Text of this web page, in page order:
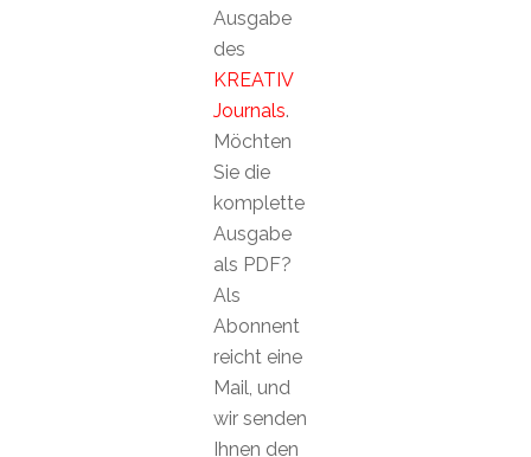
Ausgabe
des
KREATIV
Journals.
Möchten
Sie die
komplette
Ausgabe
als PDF?
Als
Abonnent
reicht eine
Mail, und
wir senden
Ihnen den